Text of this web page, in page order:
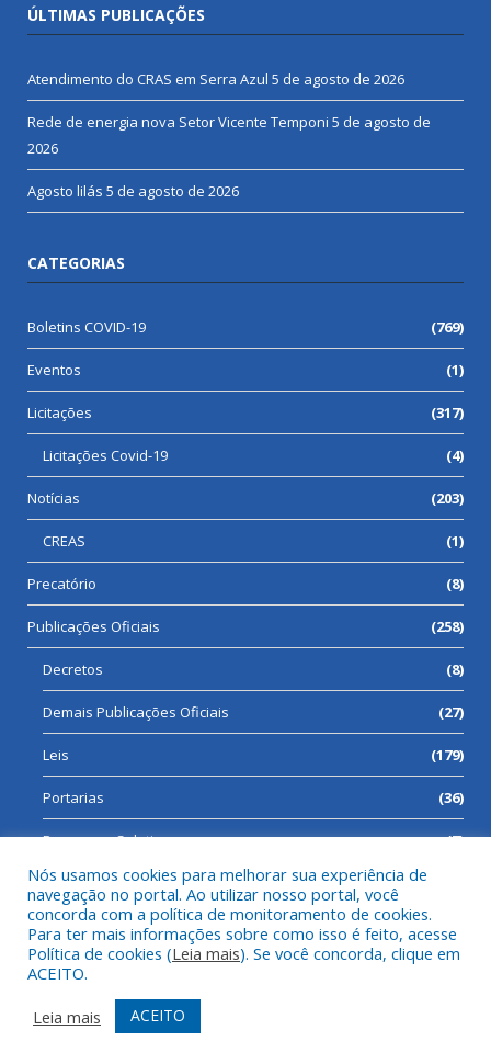
ÚLTIMAS PUBLICAÇÕES
Atendimento do CRAS em Serra Azul 5 de agosto de 2026
Rede de energia nova Setor Vicente Temponi 5 de agosto de
2026
Agosto lilás 5 de agosto de 2026
CATEGORIAS
Boletins COVID-19 (769)
Eventos (1)
Licitações (317)
Licitações Covid-19 (4)
Notícias (203)
CREAS (1)
Precatório (8)
Publicações Oficiais (258)
Decretos (8)
Demais Publicações Oficiais (27)
Leis (179)
Portarias (36)
Processos Seletivos (7)
Todos os direitos reservados a Prefeitura Municipal de Cumaru
do Norte.
Mapa do Site
Acessar Área Administrativa
Acessar Webmail
Nós usamos cookies para melhorar sua experiência de
navegação no portal. Ao utilizar nosso portal, você
concorda com a política de monitoramento de cookies.
Para ter mais informações sobre como isso é feito, acesse
Política de cookies (Leia mais). Se você concorda, clique em
ACEITO.
Leia mais
ACEITO